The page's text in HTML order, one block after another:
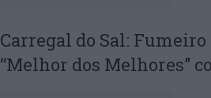
Carregal do Sal:
“Melhor dos Melhores”